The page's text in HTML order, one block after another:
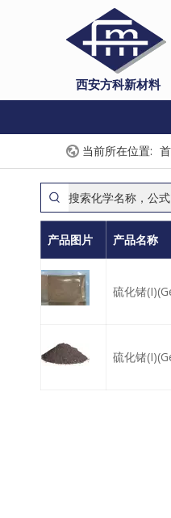
西安方科新材料
当前所在位置:
产品图片 产品名称
硫化锗
硫化锗